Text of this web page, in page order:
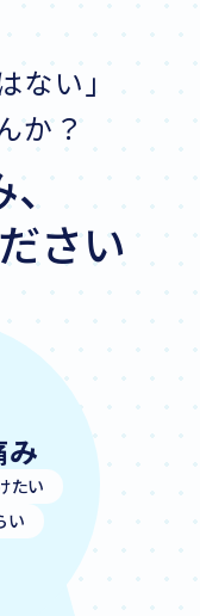
ない」
か？
さい
み
たい
い